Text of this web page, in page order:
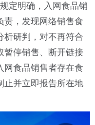
定明确，入网食品销
责，发现网络销售食
析研判，对不再符合
暂停销售、断开链接
网食品销售者存在食
止并立即报告所在地